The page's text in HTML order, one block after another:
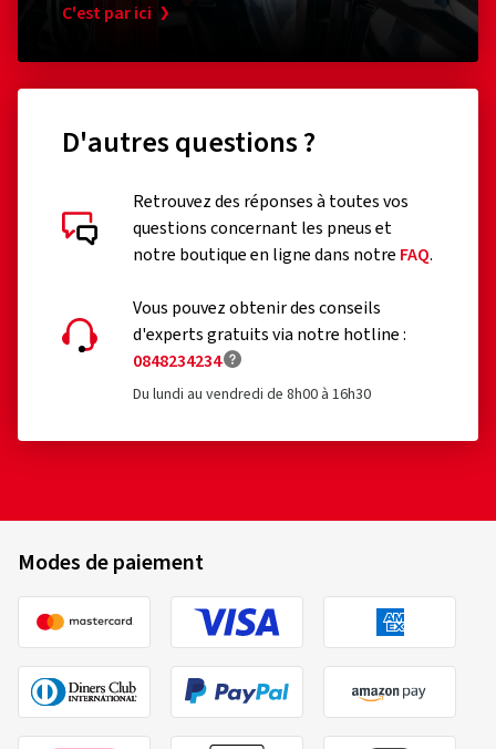
C'est par ici
D'autres questions ?
Retrouvez des réponses à toutes vos
questions concernant les pneus et
notre boutique en ligne dans notre FAQ.
Vous pouvez obtenir des conseils
d'experts gratuits via notre hotline :
0848234234
Du lundi au vendredi de 8h00 à 16h30
Modes de paiement